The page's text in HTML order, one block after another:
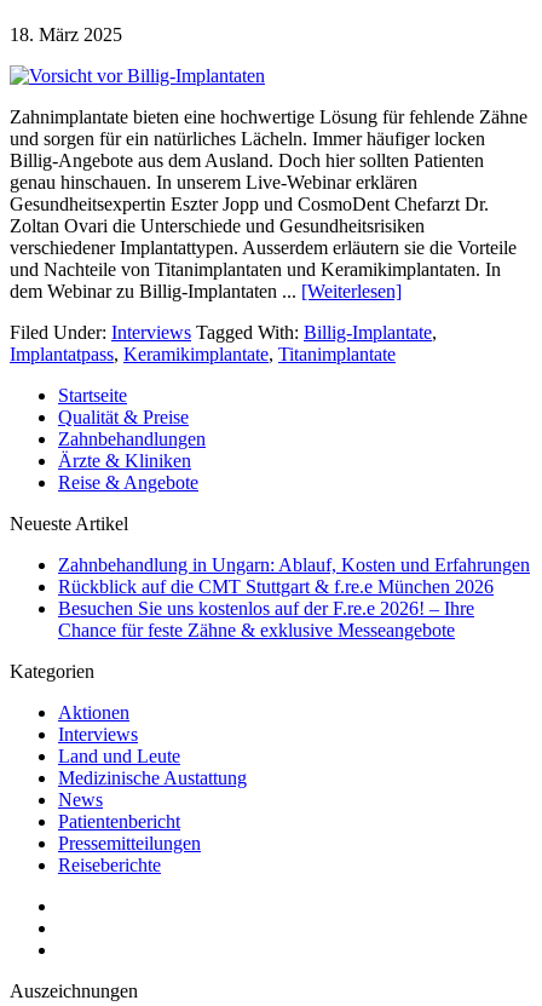
18. März 2025
Zahnimplantate bieten eine hochwertige Lösung für fehlende Zähne
und sorgen für ein natürliches Lächeln. Immer häufiger locken
Billig-Angebote aus dem Ausland. Doch hier sollten Patienten
genau hinschauen. In unserem Live-Webinar erklären
Gesundheitsexpertin Eszter Jopp und CosmoDent Chefarzt Dr.
Zoltan Ovari die Unterschiede und Gesundheitsrisiken
verschiedener Implantattypen. Ausserdem erläutern sie die Vorteile
und Nachteile von Titanimplantaten und Keramikimplantaten. In
dem Webinar zu Billig-Implantaten ... [Weiterlesen]
Filed Under: Interviews Tagged With: Billig-Implantate,
Implantatpass, Keramikimplantate, Titanimplantate
Startseite
Qualität & Preise
Zahnbehandlungen
Ärzte & Kliniken
Reise & Angebote
Neueste Artikel
Zahnbehandlung in Ungarn: Ablauf, Kosten und Erfahrungen
Rückblick auf die CMT Stuttgart & f.re.e München 2026
Besuchen Sie uns kostenlos auf der F.re.e 2026! – Ihre
Chance für feste Zähne & exklusive Messeangebote
Kategorien
Aktionen
Interviews
Land und Leute
Medizinische Austattung
News
Patientenbericht
Pressemitteilungen
Reiseberichte
Auszeichnungen